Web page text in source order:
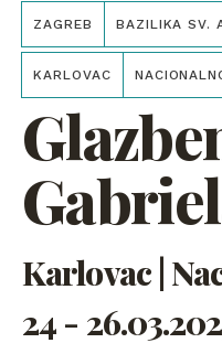
ZAGREB BAZILIKA SV.
KARLOVAC
Karlovac |
24 -